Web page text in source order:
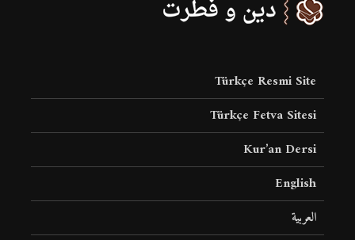
Türkçe Resmi Site
Türkçe Fetva Sitesi
Kur’an Dersi
English
العربية